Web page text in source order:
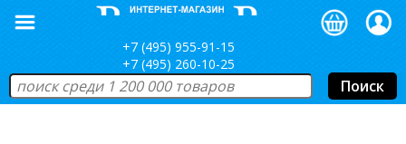
+7 (495) 955-91-15
+7 (495) 260-10-25